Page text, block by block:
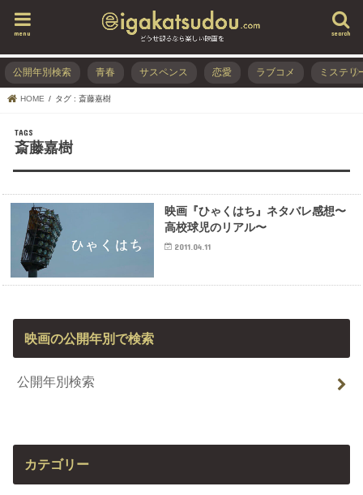
search
menu
公開年別検索 青春 サスペンス 恋愛 ラブコメ ミステリ
HOME タグ : 斎藤嘉樹
斎藤嘉樹
映画『ひゃくはち』ネタバレ感想〜
高校球児のリアル〜
2011.04.11
映画の公開年別で検索
公開年別検索
カテゴリー